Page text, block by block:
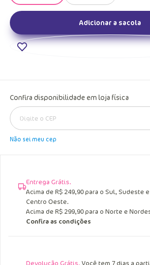
Adicionar a sacola
Confira disponibilidade em loja física
Entrega Grátis.
Acima de R$ 249,90 para o Sul, Sudeste e
Centro Oeste.